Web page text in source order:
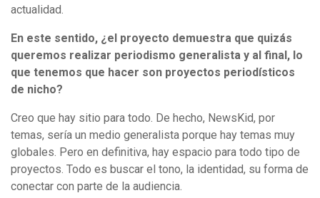
actualidad.
En este sentido, ¿el proyecto demuestra que quizás
queremos realizar periodismo generalista y al final, lo
que tenemos que hacer son proyectos periodísticos
de nicho?
Creo que hay sitio para todo. De hecho, NewsKid, por
temas, sería un medio generalista porque hay temas muy
globales. Pero en definitiva, hay espacio para todo tipo de
proyectos. Todo es buscar el tono, la identidad, su forma de
conectar con parte de la audiencia.